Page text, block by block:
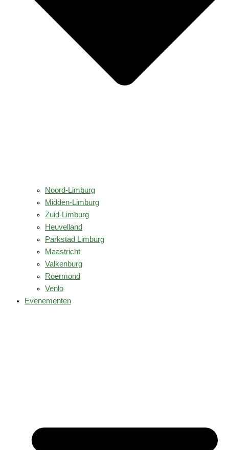
Noord-Limburg
Midden-Limburg
Zuid-Limburg
Heuvelland
Parkstad Limburg
Maastricht
Valkenburg
Roermond
Venlo
Evenementen